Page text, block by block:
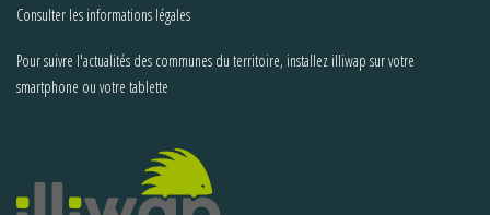
Consulter les informations légales
Pour suivre l'actualités des communes du territoire, installez illiwap sur votre
smartphone ou votre tablette